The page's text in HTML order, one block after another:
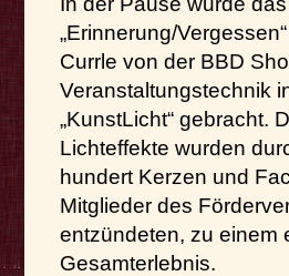
„Erinnerung/
Currle von der BBD
Veranstaltungstechnik
„KunstLicht“ gebracht.
Lichteffekte wurden
hundert Kerzen und
Mitglieder des
entzündeten, zu einem
Gesamterlebnis.